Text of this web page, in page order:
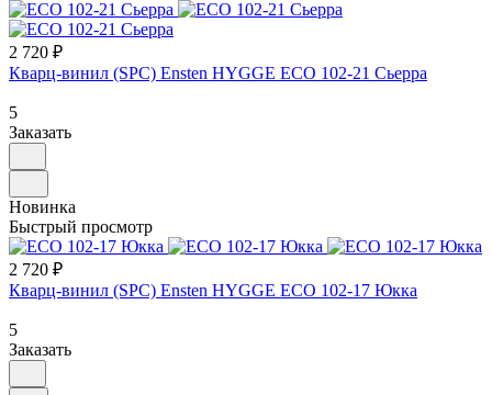
2 720 ₽
Кварц-винил (SPC) Ensten HYGGE ECO 102-21 Сьерра
5
Заказать
Новинка
Быстрый просмотр
2 720 ₽
Кварц-винил (SPC) Ensten HYGGE ECO 102-17 Юкка
5
Заказать